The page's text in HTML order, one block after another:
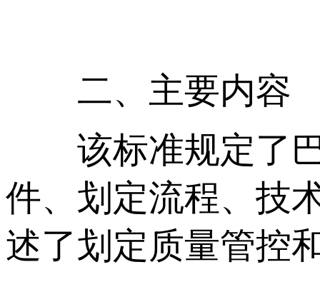
二、主要内容
该标准规定了巴
件、划定流程、技
述了划定质量管控